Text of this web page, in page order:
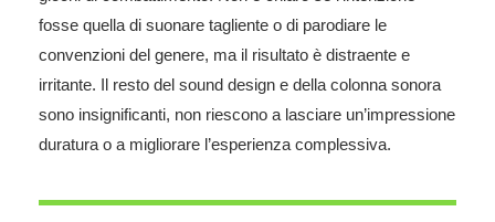
fosse quella di suonare tagliente o di parodiare le
convenzioni del genere, ma il risultato è distraente e
irritante. Il resto del sound design e della colonna sonora
sono insignificanti, non riescono a lasciare un’impressione
duratura o a migliorare l’esperienza complessiva.